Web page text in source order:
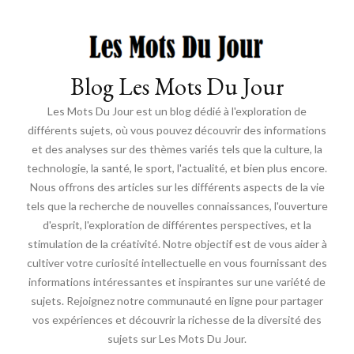
Blog Les Mots Du Jour
Les Mots Du Jour est un blog dédié à l'exploration de
différents sujets, où vous pouvez découvrir des informations
et des analyses sur des thèmes variés tels que la culture, la
technologie, la santé, le sport, l'actualité, et bien plus encore.
Nous offrons des articles sur les différents aspects de la vie
tels que la recherche de nouvelles connaissances, l'ouverture
d'esprit, l'exploration de différentes perspectives, et la
stimulation de la créativité. Notre objectif est de vous aider à
cultiver votre curiosité intellectuelle en vous fournissant des
informations intéressantes et inspirantes sur une variété de
sujets. Rejoignez notre communauté en ligne pour partager
vos expériences et découvrir la richesse de la diversité des
sujets sur Les Mots Du Jour.